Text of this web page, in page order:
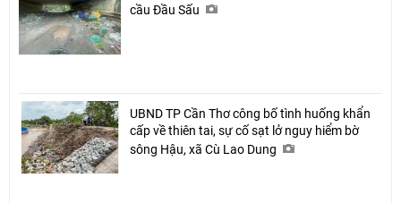
cầu Đầu Sấu
UBND TP Cần Thơ công bố tình huống khẩn
cấp về thiên tai, sự cố sạt lở nguy hiểm bờ
sông Hậu, xã Cù Lao Dung